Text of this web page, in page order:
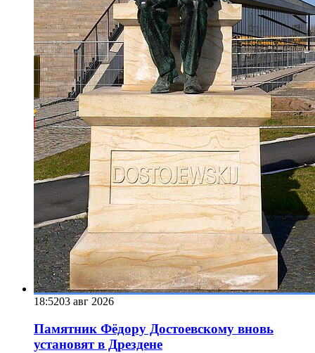
18:5203 авг 2026
Памятник Фёдору Достоевскому вновь
установят в Дрездене